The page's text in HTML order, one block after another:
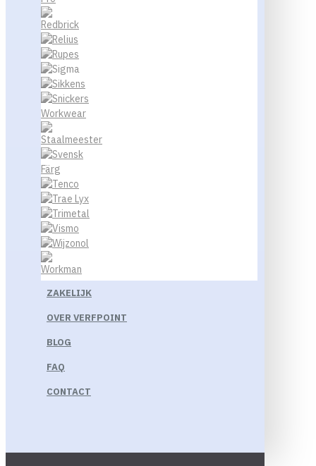
ZAKELIJK
OVER VERFPOINT
BLOG
FAQ
CONTACT